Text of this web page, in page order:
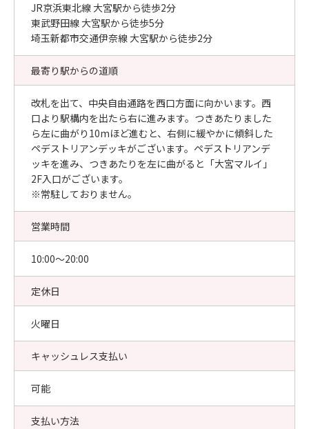
JR京浜東北線 大宮駅から徒歩2分
東武野田線 大宮駅から徒歩5分
埼玉新都市交通伊奈線 大宮駅から徒歩2分
最寄り駅からの道順
改札を出て、中央自由通路を西口方面に向かいます。西
口より駅構内を出たら右に進みます。つきあたりました
ら左に曲がり10mほど進むと、右側に緩やかに傾斜した
ペデストリアンデッキがございます。ペデストリアンデ
ッキを進み、つきあたりを左に曲がると「大宮マルイ」
2F入口がございます。
※常駐しておりません。
営業時間
10:00〜20:00
定休日
火曜日
キャッシュレス支払い
可能
支払い方法